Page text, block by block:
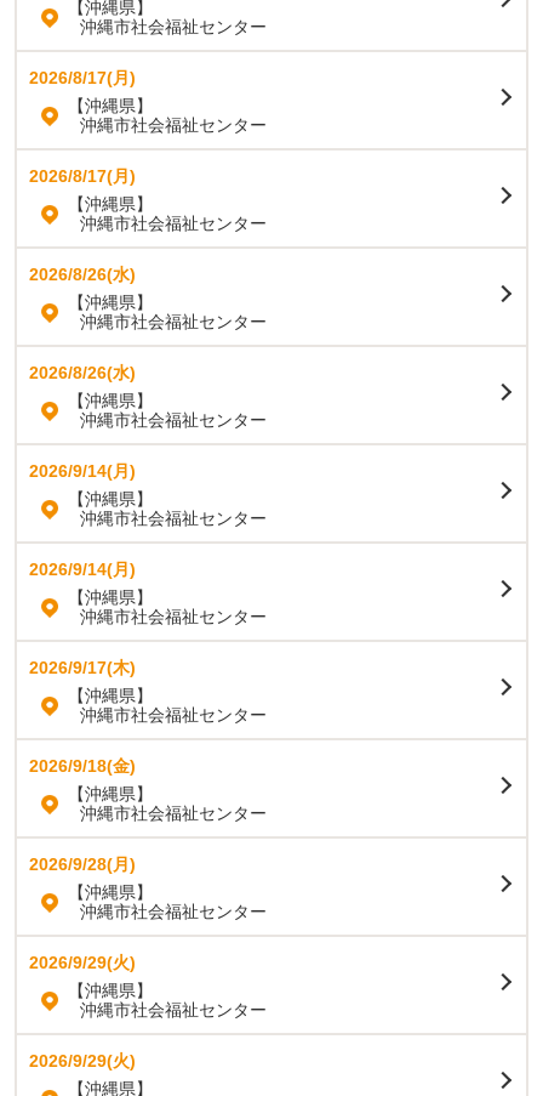
【沖縄県】
沖縄市社会福祉センター
2026/8/17(月)
【沖縄県】
沖縄市社会福祉センター
2026/8/17(月)
【沖縄県】
沖縄市社会福祉センター
2026/8/26(水)
【沖縄県】
沖縄市社会福祉センター
2026/8/26(水)
【沖縄県】
沖縄市社会福祉センター
2026/9/14(月)
【沖縄県】
沖縄市社会福祉センター
2026/9/14(月)
【沖縄県】
沖縄市社会福祉センター
2026/9/17(木)
【沖縄県】
沖縄市社会福祉センター
2026/9/18(金)
【沖縄県】
沖縄市社会福祉センター
2026/9/28(月)
【沖縄県】
沖縄市社会福祉センター
2026/9/29(火)
【沖縄県】
沖縄市社会福祉センター
2026/9/29(火)
【沖縄県】